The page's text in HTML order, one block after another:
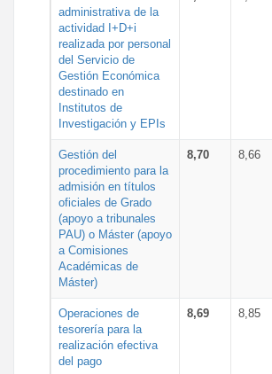
administrativa de la
actividad I+D+i
realizada por personal
del Servicio de
Gestión Económica
destinado en
Institutos de
Investigación y EPIs
Gestión del
procedimiento para la
admisión en títulos
oficiales de Grado
(apoyo a tribunales
PAU) o Máster (apoyo
a Comisiones
Académicas de
Máster)
8,70 8,66
Operaciones de
tesorería para la
realización efectiva
del pago
8,69 8,85